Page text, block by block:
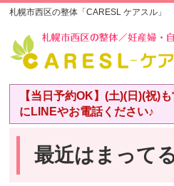
札幌市西区の整体「CARESL ケアスル」
【当日予約OK】(土)(日)(祝)
にLINEやお電話ください♪
最近はまって